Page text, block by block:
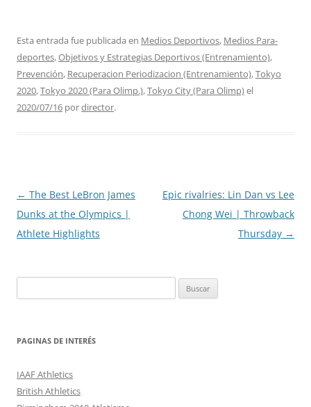
Esta entrada fue publicada en Medios Deportivos, Medios Para-
deportes,Objetivos y Estrategias Deportivos (Entrenamiento),
Prevención, Recuperacion Periodizacion (Entrenamiento),Tokyo
2020,Tokyo 2020 (Para Olimp.),Tokyo City (Para Olimp)el
2020/07/16 pordirector.
Navegación
de
entradas
← The Best LeBron James
Dunks at the Olympics |
Athlete Highlights
Epic rivalries: Lin Dan vs Lee
Chong Wei | Throwback
Thursday →
PAGINAS DE INTERÉS
IAAF Athletics
British Athletics